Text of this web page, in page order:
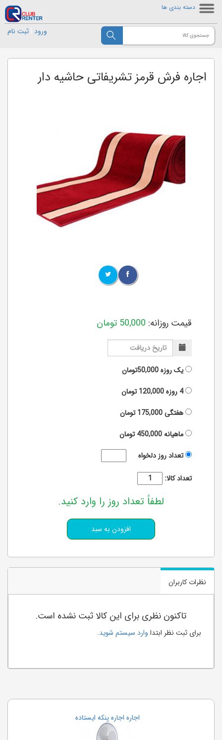
دسته بندی ها
ورود ثبت نام
اجاره فرش قرمز تشریفاتی حاشیه دار
قیمت روزانه: 50,000 تومان
یک روزه50,000تومان
4 روزه
120,000تومان
هفتگی175,000تومان
ماهیانه450,000تومان
تعداد روز دلخواه
تعداد کالا:
لطفاً تعداد روز را وارد کنید.
نظرات کاربران
تاکنون نظری برای این کالا ثبت نشده است.
برای ثبت نظر ابتدا وارد سیستم شوید.
اجاره اجاره پنکه ایستاده